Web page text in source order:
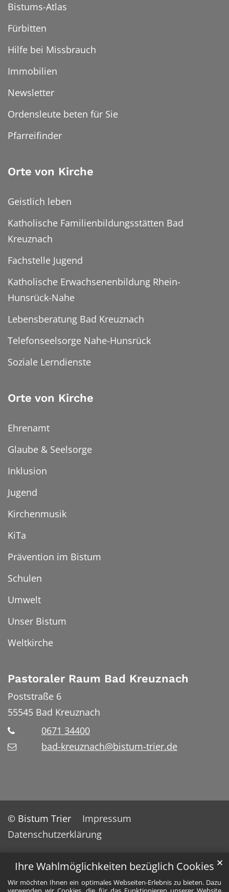
Ihre Wahlmöglichkeiten bezüglich Cookies
Wir möchten Ihnen ein optimales Webseiten-Erlebnis zu bieten. Dazu
✕
Bistums-Atlas
Fürbitten
Hilfe bei Missbrauch
Immobilien
Newsletter
Ordensleute beten für Sie
Pfarreifinder
Orte von Kirche
Geistlich leben
Katholische Familienbildungsstätten Bad
Kreuznach
Fachstelle Jugend
Katholische Erwachsenenbildung Rhein-
Hunsrück-Nahe
Lebensberatung Bad Kreuznach
Telefonseelsorge Nahe-Hunsrück
Soziale Lerndienste
Orte von Kirche
Ehrenamt
Glaube & Seelsorge
Inklusion
Jugend
Kirchenmusik
KiTa
Prävention im Bistum
Schulen
Umwelt
Unser Bistum
Weltkirche
Pastoraler Raum Bad Kreuznach
Poststraße 6
55545 Bad Kreuznach
0671 34400
bad-kreuznach@bistum-trier.de
© Bistum Trier
Impressum
Datenschutzerklärung